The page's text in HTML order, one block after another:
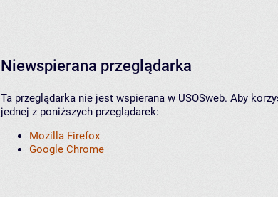
Niewspierana przeglądarka
Ta przeglądarka nie jest wspierana w USOSweb. Aby
jednej z poniższych przeglądarek:
Mozilla Firefox
Google Chrome